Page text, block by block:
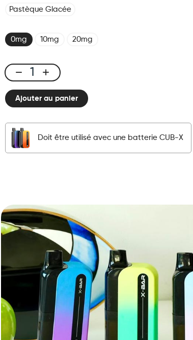
Pastèque Glacée
0mg 10mg 20mg
CUBX
Pods
Raisin
Glacé
quantité
Ajouter au panier
Doit être utilisé avec une batterie CUB-X